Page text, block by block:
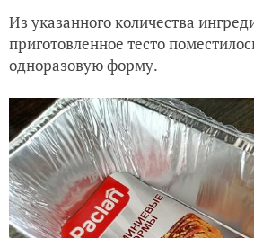
Из указанного количества
приготовленное тесто
одноразовую форму.